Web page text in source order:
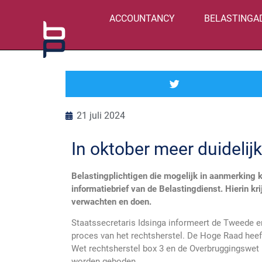
ACCOUNTANCY
21 juli 2024
In oktober meer
Belastingplichtigen die mogelijk in aanmerking
informatiebrief van de Belastingdienst. Hierin
verwachten en doen.
Staatssecretaris Idsinga informeert de Tweede
proces van het rechtsherstel. De Hoge Raad
Wet rechtsherstel box 3 en de